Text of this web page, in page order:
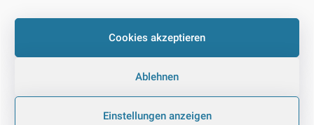
Cookies akzeptieren
Ablehnen
Einstellungen anzeigen
Datenschutz